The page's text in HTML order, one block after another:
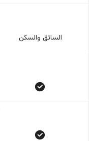
السائق والسکن